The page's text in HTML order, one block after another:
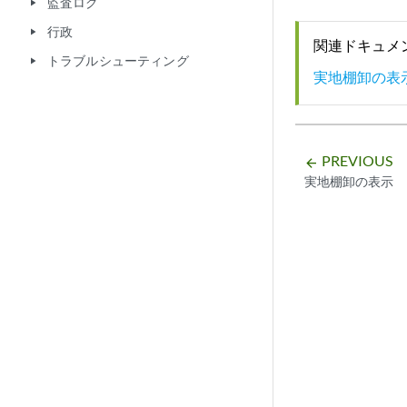
play_arrow
play_arrow 行政
play_arrow トラブルシューティング
関連ドキュメ
実地棚卸の表
arrow_backward PREVIOUS
実地棚卸の表示